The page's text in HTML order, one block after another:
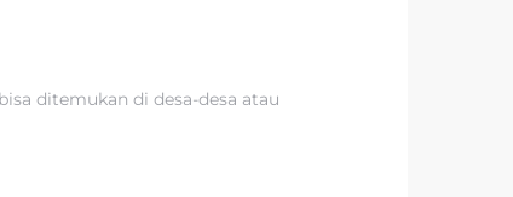
ditemukan di desa-desa atau